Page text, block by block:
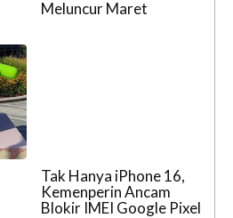
Meluncur Maret
Tak Hanya iPhone 16,
Kemenperin Ancam
Blokir IMEI Google Pixel